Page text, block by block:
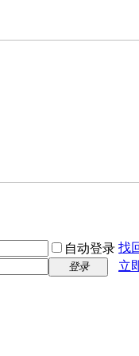
自动登录 找
登录
立